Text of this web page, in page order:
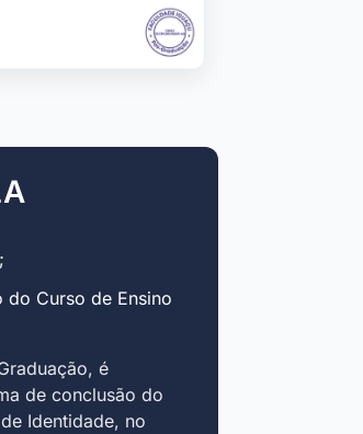
Curso de Ensino
é
de conclusão do
Identidade, no